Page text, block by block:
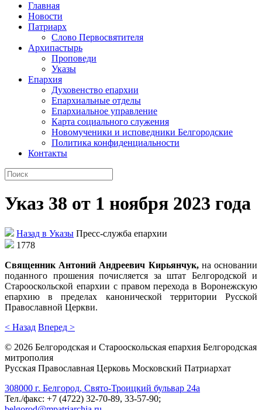
Главная
Новости
Патриарх
Слово Первосвятителя
Архипастырь
Проповеди
Указы
Епархия
Духовенство епархии
Епархиальные отделы
Епархиальное управление
Карта социального служения
Новомученики и исповедники Белгородские
Политика конфиденциальности
Контакты
Указ 38 от 1 ноября 2023 года
Назад в Указы Пресс-служба епархии
1778
Священник Антоний Андреевич Кирьянчук, на основании
поданного прошения почисляется за штат Белгородской и
Старооскольской епархии с правом перехода в Воронежскую
епархию в пределах канонической территории Русской
Православной Церкви.
< Назад Вперед >
© 2026 Белгородская и Старооскольская епархия Белгородская
митрополия
Русская Православная Церковь Московский Патриархат
308000 г. Белгород, Свято-Троицкий бульвар 24а
Тел./факс: +7 (4722) 32-70-89, 33-57-90;